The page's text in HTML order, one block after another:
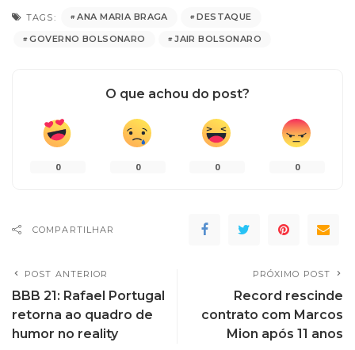
TAGS: ANA MARIA BRAGA
DESTAQUE
GOVERNO BOLSONARO
JAIR BOLSONARO
O que achou do post?
0 0 0 0
COMPARTILHAR
POST ANTERIOR
BBB 21: Rafael Portugal
retorna ao quadro de
humor no reality
PRÓXIMO POST
Record rescinde
contrato com Marcos
Mion após 11 anos